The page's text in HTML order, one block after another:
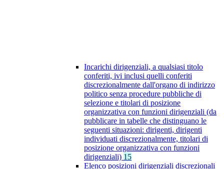
Incarichi dirigenziali, a qualsiasi titolo
conferiti, ivi inclusi quelli conferiti
discrezionalmente dall'organo di indirizzo
politico senza procedure pubbliche di
selezione e titolari di posizione
organizzativa con funzioni dirigenziali (da
pubblicare in tabelle che distinguano le
seguenti situazioni: dirigenti, dirigenti
individuati discrezionalmente, titolari di
posizione organizzativa con funzioni
dirigenziali) 15
Elenco posizioni dirigenziali discrezionali